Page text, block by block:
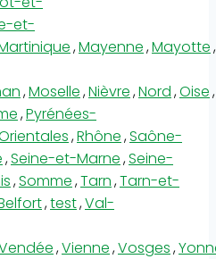
et-
,Mayenne,Mayotte,
,Moselle,Nièvre,Nord,Oise,
,Pyrénées-
,Rhône,Saône-
,Seine-et-Marne,Seine-
,Somme,Tarn,Tarn-et-
,test,Val-
,Vienne,Vosges,